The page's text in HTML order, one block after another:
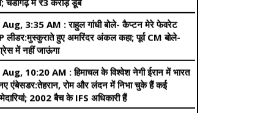
में नहीं जाऊंगा
Aug, 10:20 AM :हिमाचल के विश्वेश नेगी ईरान में भारत
एंबेसडर:तेहरान, रोम और लंदन में निभा चुके हैं कई
2002 बैच के IFS अधिकारी हैं
Aug, 4:30 AM : CBI बोली- NEET पेपर लीक साजिश
पहले हुई:NTA एक्सपर्ट्स पेपर तैयार करते समय सवाल
कर लेते थे, भास्कर ने 2 महीने पहले कर दिया था खुलासा